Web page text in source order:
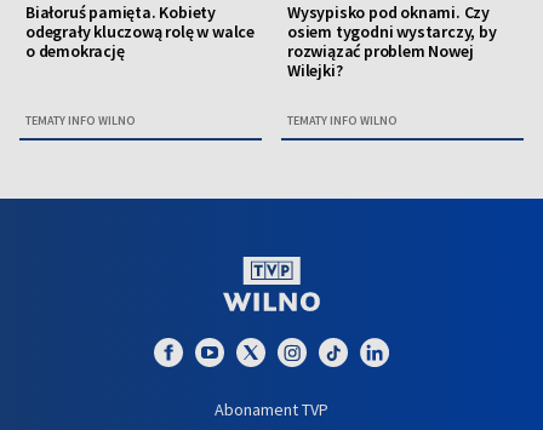
Białoruś pamięta. Kobiety
odegrały kluczową rolę w walce
o demokrację
TEMATY INFO WILNO
Wysypisko pod oknami. Czy
osiem tygodni wystarczy, by
rozwiązać problem Nowej
Wilejki?
TEMATY INFO WILNO
Abonament TVP